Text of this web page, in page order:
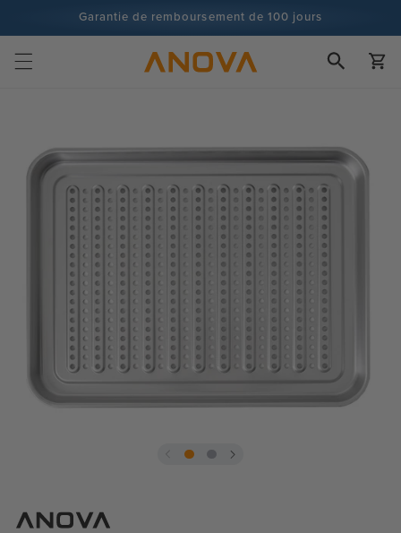
Garantie de remboursement de 100 jours
Plus de 100 millions de cuisiniers, et ce n'est pas fini
Chariot
dans